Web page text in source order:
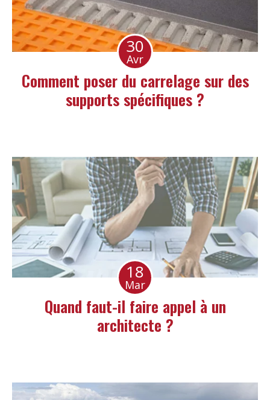
30
Avr
Comment poser du carrelage sur des
supports spécifiques ?
18
Mar
Quand faut-il faire appel à un
architecte ?